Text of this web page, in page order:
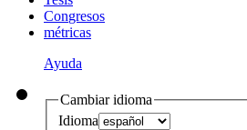
Congresos
métricas
Ayuda
Cambiar idioma
Idioma